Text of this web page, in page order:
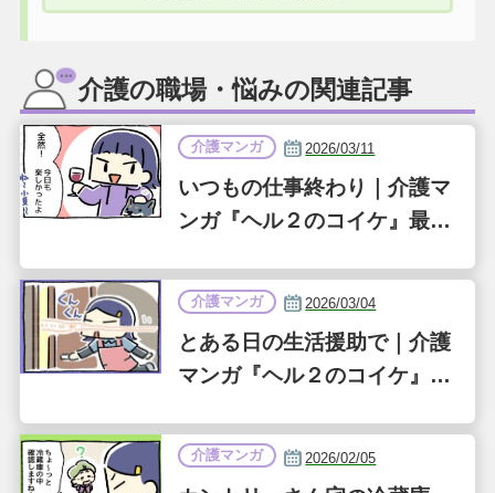
介護の職場・悩みの関連記事
介護マンガ 2026/03/11
いつもの仕事終わり｜介護マ
ンガ『ヘル２のコイケ』最終
介護マンガ 2026/03/04
とある日の生活援助で｜介護
マンガ『ヘル２のコイケ』第
介護マンガ 2026/02/05